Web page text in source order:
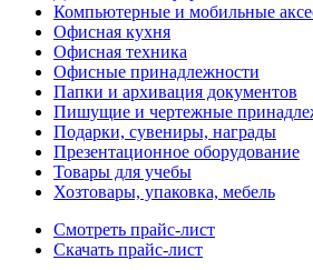
Компьютерные и мобильные
Офисная кухня
Офисная техника
Офисные принадлежности
Папки и архивация документов
Пишущие и чертежные
Подарки, сувениры, награды
Презентационное оборудование
Товары для учебы
Хозтовары, упаковка, мебель
Смотреть прайс-лист
Скачать прайс-лист